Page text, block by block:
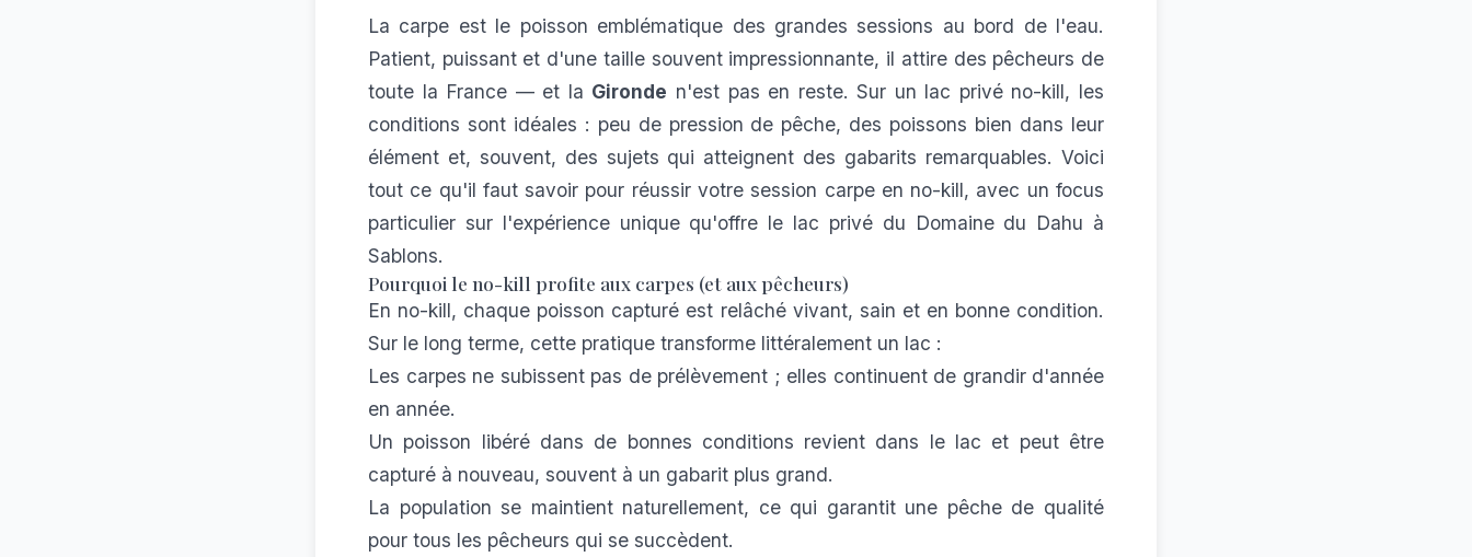
La carpe est le poisson emblématique des grandes sessions au bord de l'eau.
Patient, puissant et d'une taille souvent impressionnante, il attire des pêcheurs de
toute la France — et la Gironde n'est pas en reste. Sur un lac privé no-kill, les
conditions sont idéales : peu de pression de pêche, des poissons bien dans leur
élément et, souvent, des sujets qui atteignent des gabarits remarquables. Voici
tout ce qu'il faut savoir pour réussir votre session carpe en no-kill, avec un focus
particulier sur l'expérience unique qu'offre le lac privé du Domaine du Dahu à
Sablons.
Pourquoi le no-kill profite aux carpes (et aux pêcheurs)
En no-kill, chaque poisson capturé est relâché vivant, sain et en bonne condition.
Sur le long terme, cette pratique transforme littéralement un lac :
Les carpes ne subissent pas de prélèvement ; elles continuent de grandir d'année
en année.
Un poisson libéré dans de bonnes conditions revient dans le lac et peut être
capturé à nouveau, souvent à un gabarit plus grand.
La population se maintient naturellement, ce qui garantit une pêche de qualité
pour tous les pêcheurs qui se succèdent.